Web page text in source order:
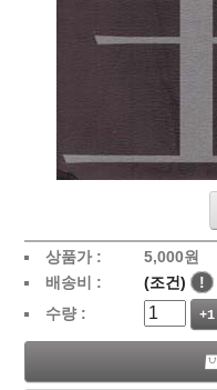
상품가 : 5,000원
배송비 :
(조건)
!
수량 :
+1